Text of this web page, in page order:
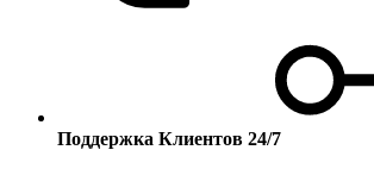
Поддержка Клиентов 24/7